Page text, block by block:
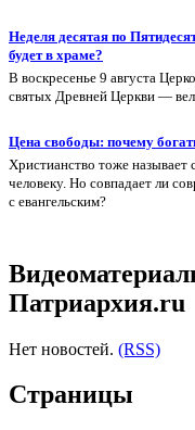
Неделя десятая по
будет в храме?
В воскресенье 9 августа
святых Древней Церкви —
Цена свободы: почему
Христианство тоже называет
человеку. Но совпадает ли
с евангельским?
Патриархия.ru
Нет новостей. (RSS)
Страницы